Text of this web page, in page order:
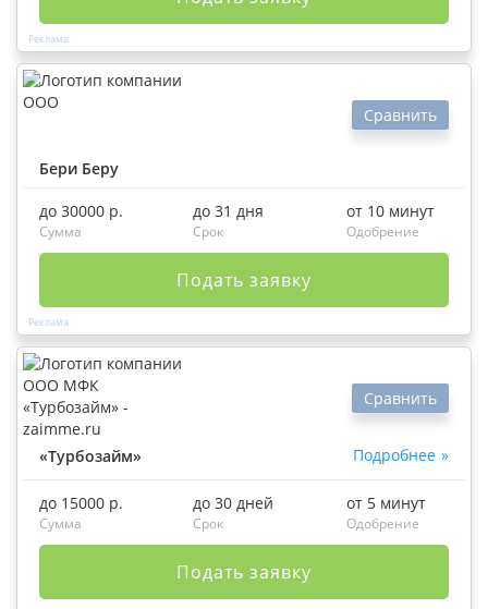
Бери Беру
Сравнить
до 30000 р.
Сумма
до 31 дня
Срок
от 10 минут
Одобрение
Подать заявку
«Турбозайм» Подробнее
Сравнить
до 15000 р.
Сумма
до 30 дней
Срок
от 5 минут
Одобрение
Подать заявку